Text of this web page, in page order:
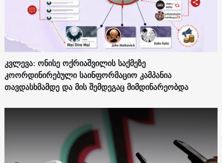
კვლევა: ონისე ოქრიაშვილის საქმეზე
კოორდინირებული საინფორმაციო კამპანია
თავდასხმამდე და მის შემდეგაც მიმდინარეობდა